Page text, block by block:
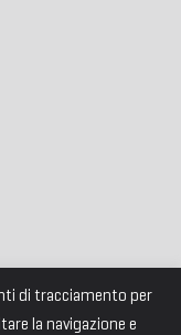
di tracciamento per
la navigazione e